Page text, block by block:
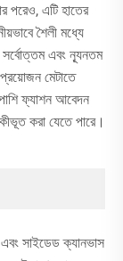
পরেও, এটি হাতের
শৈলী মধ্যে
সর্বোত্তম এবং ন্যূনতম
প্রয়োজন মেটাতে
ফ্যাশন আবেদন
করা যেতে পারে।
সাইডেড ক্যানভাস